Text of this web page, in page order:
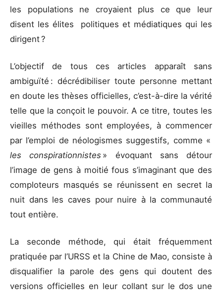
les populations ne croyaient plus ce que leur
disent les élites politiques et médiatiques qui les
dirigent ?
L’objectif de tous ces articles apparaît sans
ambiguïté : décrédibiliser toute personne mettant
en doute les thèses officielles, c’est-à-dire la vérité
telle que la conçoit le pouvoir. A ce titre, toutes les
vieilles méthodes sont employées, à commencer
par l’emploi de néologismes suggestifs, comme «
les conspirationnistes » évoquant sans détour
l’image de gens à moitié fous s’imaginant que des
comploteurs masqués se réunissent en secret la
nuit dans les caves pour nuire à la communauté
tout entière.
La seconde méthode, qui était fréquemment
pratiquée par l’URSS et la Chine de Mao, consiste à
disqualifier la parole des gens qui doutent des
versions officielles en leur collant sur le dos une